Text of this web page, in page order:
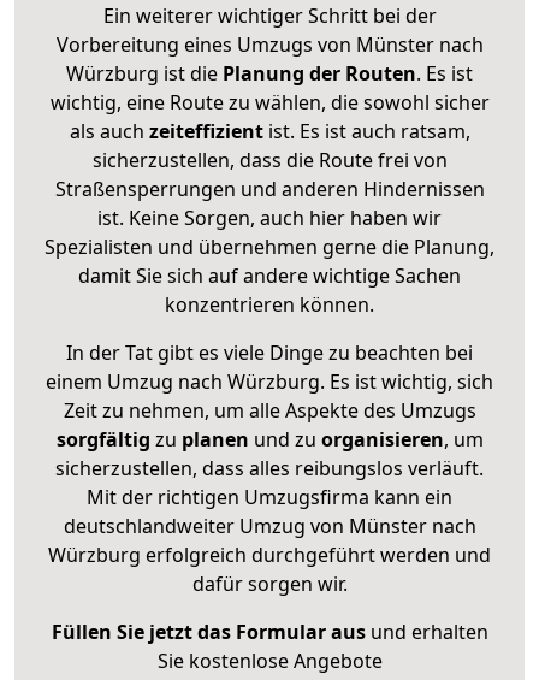
Ein weiterer wichtiger Schritt bei der
Vorbereitung eines Umzugs von Münster nach
Würzburg ist die Planung der Routen. Es ist
wichtig, eine Route zu wählen, die sowohl sicher
als auch zeiteffizientist. Es ist auch ratsam,
sicherzustellen, dass die Route frei von
Straßensperrungen und anderen Hindernissen
ist. Keine Sorgen, auch hier haben wir
Spezialisten und übernehmen gerne die Planung,
damit Sie sich auf andere wichtige Sachen
konzentrieren können.
In der Tat gibt es viele Dinge zu beachten bei
einem Umzug nach Würzburg. Es ist wichtig, sich
Zeit zu nehmen, um alle Aspekte des Umzugs
sorgfältig zu planen und zu organisieren, um
sicherzustellen, dass alles reibungslos verläuft.
Mit der richtigen Umzugsfirma kann ein
deutschlandweiter Umzug von Münster nach
Würzburg erfolgreich durchgeführt werden und
dafür sorgen wir.
Füllen Sie jetzt das Formular ausund erhalten
Sie kostenlose Angebote